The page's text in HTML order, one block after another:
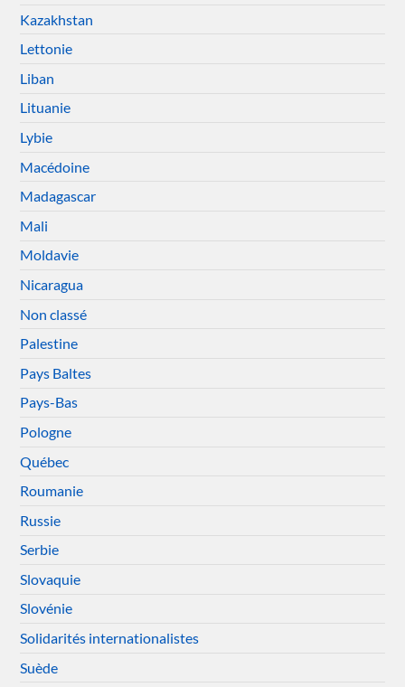
Kazakhstan
Lettonie
Liban
Lituanie
Lybie
Macédoine
Madagascar
Mali
Moldavie
Nicaragua
Non classé
Palestine
Pays Baltes
Pays-Bas
Pologne
Québec
Roumanie
Russie
Serbie
Slovaquie
Slovénie
Solidarités internationalistes
Suède